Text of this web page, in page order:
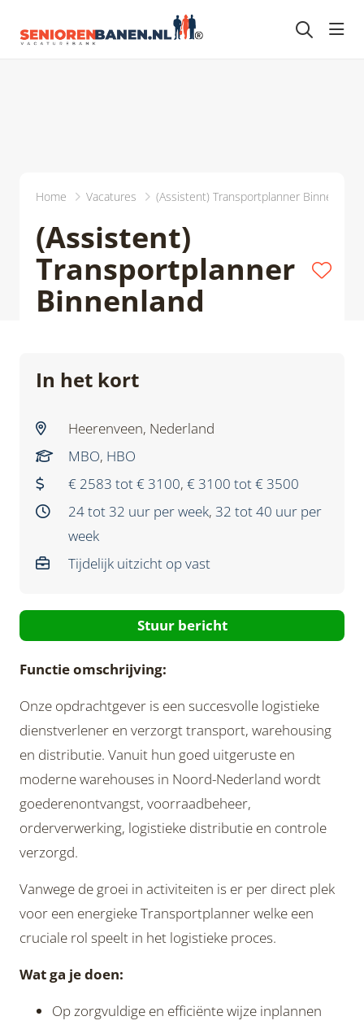
Home Vacatures (Assistent) Transportplanner Binnenland
(Assistent)
Transportplanner
Binnenland
In het kort
Heerenveen, Nederland
MBO, HBO
€ 2583 tot € 3100, € 3100 tot € 3500
24 tot 32 uur per week, 32 tot 40 uur per
week
Tijdelijk uitzicht op vast
Stuur bericht
Functie omschrijving:
Onze opdrachtgever is een succesvolle logistieke
dienstverlener en verzorgt transport, warehousing
en distributie. Vanuit hun goed uitgeruste en
moderne warehouses in Noord-Nederland wordt
goederenontvangst, voorraadbeheer,
orderverwerking, logistieke distributie en controle
verzorgd.
Vanwege de groei in activiteiten is er per direct plek
voor een energieke Transportplanner welke een
cruciale rol speelt in het logistieke proces.
Wat ga je doen:
Op zorgvuldige en efficiënte wijze inplannen